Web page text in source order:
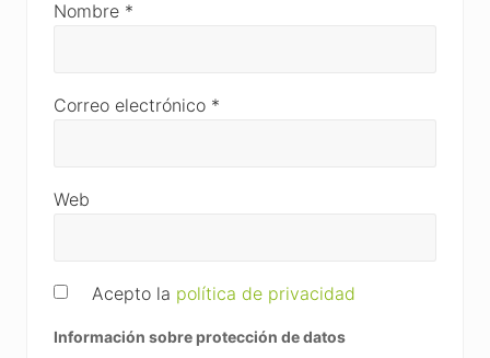
Nombre *
Correo electrónico *
Web
Acepto la política de privacidad
Información sobre protección de datos